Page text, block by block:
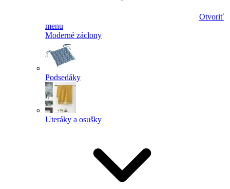
Otvoriť
menu
Moderné záclony
Podsedáky
Uteráky a osušky